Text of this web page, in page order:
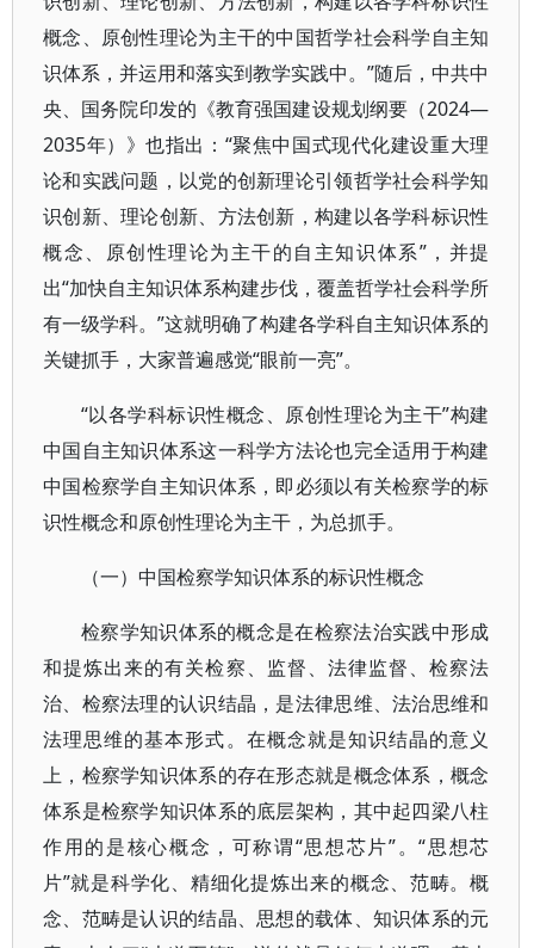
概念、原创性理论为主干的中国哲学社会科学自主知
识体系，并运用和落实到教学实践中。”随后，中共中
央、国务院印发的《教育强国建设规划纲要（2024—
2035年）》也指出：“聚焦中国式现代化建设重大理
论和实践问题，以党的创新理论引领哲学社会科学知
识创新、理论创新、方法创新，构建以各学科标识性
概念、原创性理论为主干的自主知识体系”，并提
出“加快自主知识体系构建步伐，覆盖哲学社会科学所
有一级学科。”这就明确了构建各学科自主知识体系的
关键抓手，大家普遍感觉“眼前一亮”。
“以各学科标识性概念、原创性理论为主干”构建
中国自主知识体系这一科学方法论也完全适用于构建
中国检察学自主知识体系，即必须以有关检察学的标
识性概念和原创性理论为主干，为总抓手。
（一）中国检察学知识体系的标识性概念
检察学知识体系的概念是在检察法治实践中形成
和提炼出来的有关检察、监督、法律监督、检察法
治、检察法理的认识结晶，是法律思维、法治思维和
法理思维的基本形式。在概念就是知识结晶的意义
上，检察学知识体系的存在形态就是概念体系，概念
体系是检察学知识体系的底层架构，其中起四梁八柱
作用的是核心概念，可称谓“思想芯片”。“思想芯
片”就是科学化、精细化提炼出来的概念、范畴。概
念、范畴是认识的结晶、思想的载体、知识体系的元